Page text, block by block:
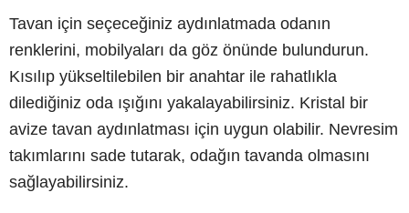
Tavan için seçeceğiniz aydınlatmada odanın
renklerini, mobilyaları da göz önünde bulundurun.
Kısılıp yükseltilebilen bir anahtar ile rahatlıkla
dilediğiniz oda ışığını yakalayabilirsiniz. Kristal bir
avize tavan aydınlatması için uygun olabilir. Nevresim
takımlarını sade tutarak, odağın tavanda olmasını
sağlayabilirsiniz.